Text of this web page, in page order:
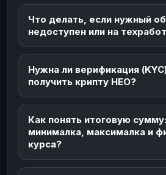
Что делать, если нужный
недоступен или на
Нужна ли верификация
получить крипту НЕО?
Как понять итоговую
минималка, максималка и
курса?